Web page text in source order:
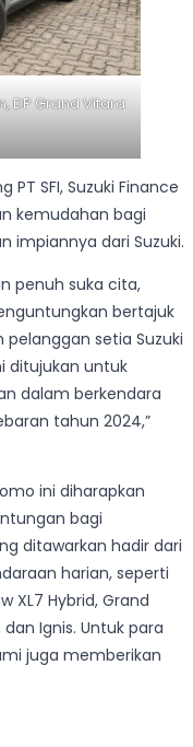
DP Grand Vitara
PT SFI, Suzuki Finance
kemudahan bagi
impiannya dari Suzuki.
penuh suka cita,
bertajuk
pelanggan setia Suzuki
ditujukan untuk
dalam berkendara
tahun 2024,”
ini diharapkan
bagi
ditawarkan hadir dari
harian, seperti
XL7 Hybrid, Grand
dan Ignis. Untuk para
juga memberikan